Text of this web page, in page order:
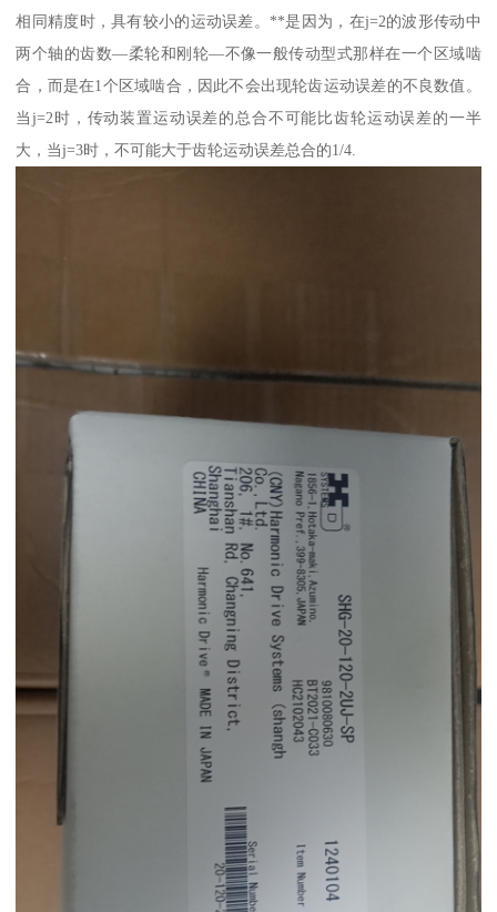
相同精度时，具有较小的运动误差。**是因为，在j=2的波形传动中
两个轴的齿数—柔轮和刚轮—不像一般传动型式那样在一个区域啮
合，而是在1个区域啮合，因此不会出现轮齿运动误差的不良数值。
当j=2时，传动装置运动误差的总合不可能比齿轮运动误差的一半
大，当j=3时，不可能大于齿轮运动误差总合的1/4.